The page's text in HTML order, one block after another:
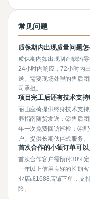
常见问题
质保期内出现质量问题怎
质保期内如出现制造缺陷
24小时内响应，72小时内
送。需要现场处理的售后
司承担。
项目完工后还有技术支持
丽山座椅提供终身技术支
养指南随货发送；②售后
年一次免费回访巡检；④
户。提供长期伙伴式服务。
首次合作的小额订单可以
首次合作客户需预付30%
一年以上信用良好的长期
业店或1688店铺下单，支
险。